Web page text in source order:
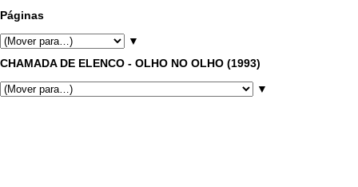
Páginas
▼
CHAMADA DE ELENCO - OLHO NO OLHO (1993)
▼